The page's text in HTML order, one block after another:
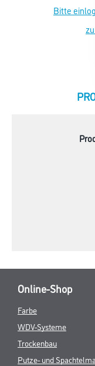
Bitte
Online-Shop
Farbe
WDV-Systeme
Trockenbau
Putze- und